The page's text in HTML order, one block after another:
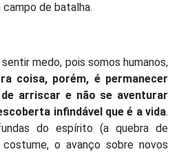
de batalha.
medo, pois somos humanos,
coisa, porém, é permanecer
arriscar e não se aventurar
infindável que é a vida.
do espírito (a quebra de
o avanço sobre novos